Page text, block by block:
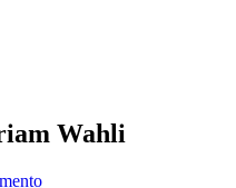
Wahli